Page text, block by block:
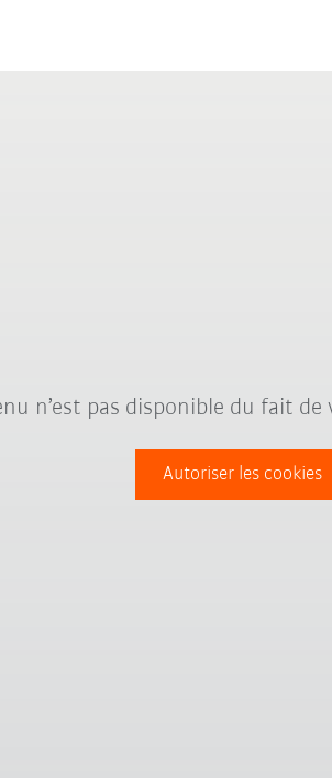
n’est pas disponible du fait de
Autoriser les cookies